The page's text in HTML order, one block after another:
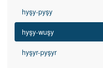
hyşy-pyşy
hyşy-wuşy
hyşyr-pyşyr